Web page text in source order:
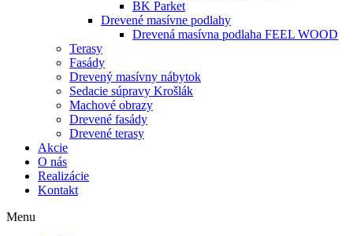
BK Parket
Drevené masívne podlahy
Drevená masívna podlaha FEEL WOOD
Terasy
Fasády
Drevený masívny nábytok
Sedacie súpravy Krošlák
Machové obrazy
Drevené fasády
Drevené terasy
Akcie
O nás
Realizácie
Kontakt
Menu